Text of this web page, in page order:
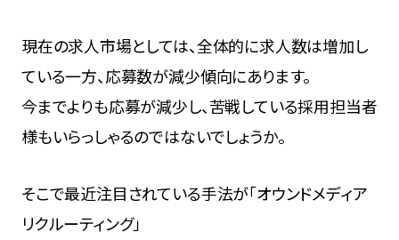
現在の求人市場としては、全体的に求人数は増加し
ている一方、応募数が減少傾向にあります。
今までよりも応募が減少し、苦戦している採用担当者
様もいらっしゃるのではないでしょうか。
そこで最近注目されている手法が「オウンドメディア
リクルーティング」